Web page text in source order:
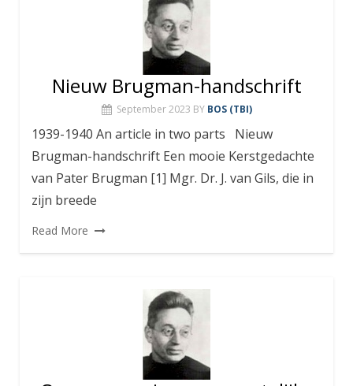
Nieuw Brugman-handschrift
September 2023 BY BOS (TBI)
1939-1940 An article in two parts Nieuw
Brugman-handschrift Een mooie Kerstgedachte
van Pater Brugman [1] Mgr. Dr. J. van Gils, die in
zijn breede
Read More